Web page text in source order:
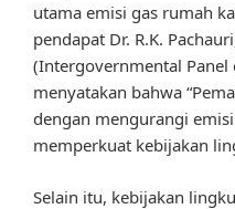
utama emisi gas rumah
pendapat Dr. R.K.
(Intergovernmental Panel
menyatakan bahwa
dengan mengurangi
memperkuat kebijakan
Selain itu, kebijakan